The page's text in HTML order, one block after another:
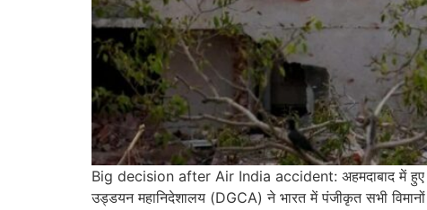
Big decision after Air India accident: अहमदाबाद में हुए
उड्डयन महानिदेशालय (DGCA) ने भारत में पंजीकृत सभी